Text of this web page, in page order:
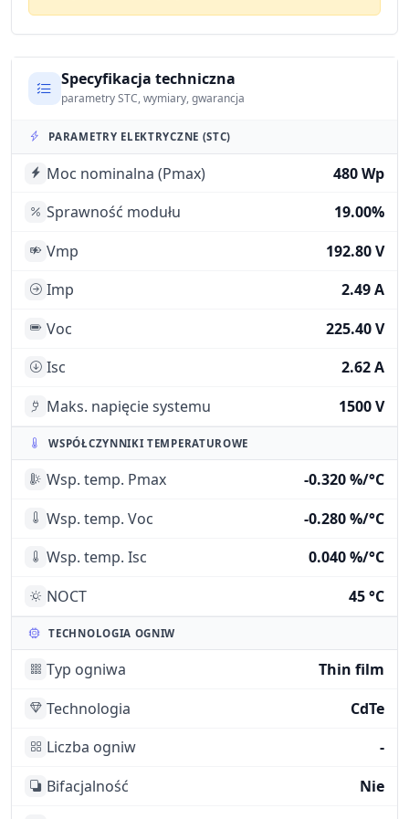
Specyfikacja techniczna
parametry STC, wymiary, gwarancja
PARAMETRY ELEKTRYCZNE (STC)
Moc nominalna (Pmax)
480 Wp
Sprawność modułu
19.00%
Vmp
192.80 V
Imp
2.49 A
Voc
225.40 V
Isc
2.62 A
Maks. napięcie systemu
1500 V
WSPÓŁCZYNNIKI TEMPERATUROWE
Wsp. temp. Pmax
-0.320 %/°C
Wsp. temp. Voc
-0.280 %/°C
Wsp. temp. Isc
0.040 %/°C
NOCT
45 °C
TECHNOLOGIA OGNIW
Typ ogniwa
Thin film
Technologia
CdTe
Liczba ogniw
-
Bifacjalność
Nie